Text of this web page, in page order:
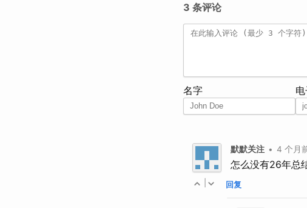
3 条评论
名字
默默关注 • 4 个月
怎么没有26年总
回复